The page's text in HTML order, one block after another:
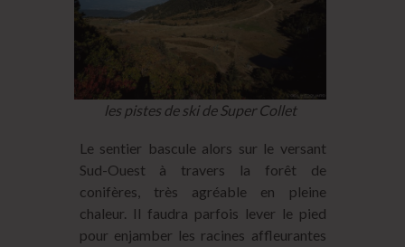
les pistes de ski de Super Collet
Le sentier bascule alors sur le versant
Sud-Ouest à travers la forêt de
conifères, très agréable en pleine
chaleur. Il faudra parfois lever le pied
pour enjamber les racines affleurantes